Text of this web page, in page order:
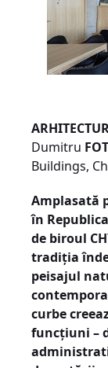
Dumitru
Buildings,
Amplasată
în
de biroul
tradiția
peisajul
curbe
funcțiuni –